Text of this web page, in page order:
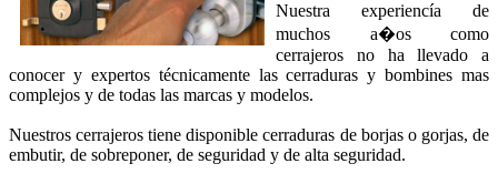
Nuestra experiencía de
muchos a�os como
cerrajeros no ha llevado a
conocer y expertos técnicamente las cerraduras y bombines mas
complejos y de todas las marcas y modelos.
Nuestros cerrajeros tiene disponible cerraduras de borjas o gorjas, de
embutir, de sobreponer, de seguridad y de alta seguridad.